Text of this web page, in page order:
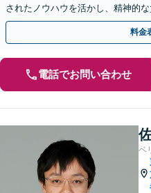
されたノウハウを活かし、精神的
目指します。【休日・夜間相談あ
料金
電話でお問い合わせ
ベ